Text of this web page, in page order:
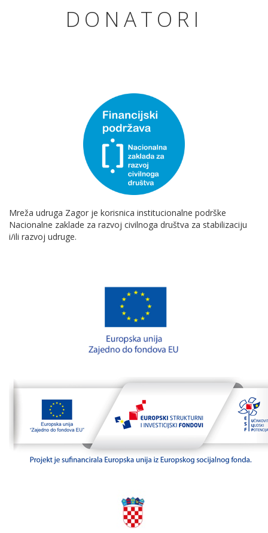
DONATORI
Mreža udruga Zagor je korisnica institucionalne podrške
Nacionalne zaklade za razvoj civilnoga društva za stabilizaciju
i/ili razvoj udruge.